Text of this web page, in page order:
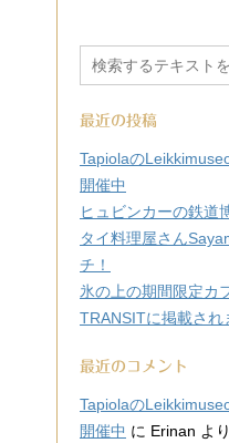
最近の投稿
Tapiolaの
開催中
ヒュビンカーの鉄道
タイ料理屋さん
チ！
氷の上の期間限定カ
TRANSITに掲載され
最近のコメント
Tapiolaの
開催中 に Erinan より